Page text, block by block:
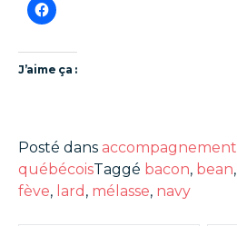
J’aime ça :
Posté dans accompagnement
québécoisTaggé bacon, bean,
fève, lard , mélasse, navy